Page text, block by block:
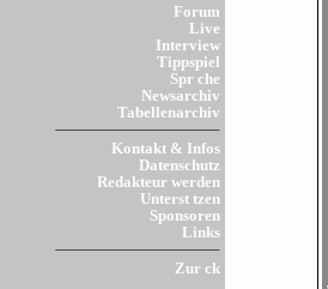
Forum
Live
Interview
Tippspiel
Spr che
Newsarchiv
Tabellenarchiv
Kontakt & Infos
Datenschutz
Redakteur werden
Unterst tzen
Sponsoren
Links
Zur ck